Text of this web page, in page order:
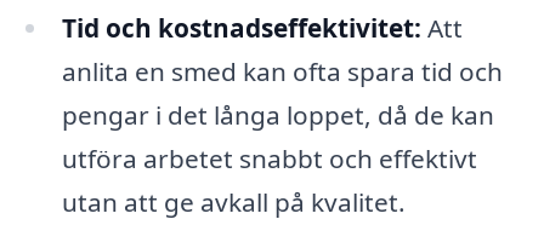
Tid och kostnadseffektivitet: Att
anlita en smed kan ofta spara tid och
pengar i det långa loppet, då de kan
utföra arbetet snabbt och effektivt
utan att ge avkall på kvalitet.